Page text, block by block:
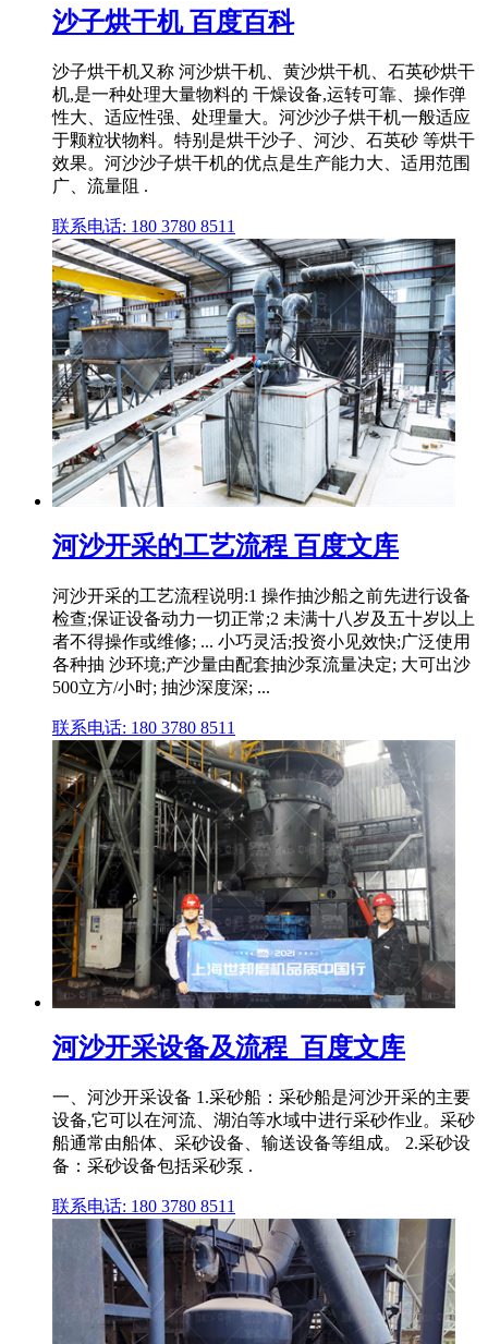
沙子烘干机 百度百科
沙子烘干机又称 河沙烘干机、黄沙烘干机、石英砂烘干
机,是一种处理大量物料的 干燥设备,运转可靠、操作弹
性大、适应性强、处理量大。河沙沙子烘干机一般适应
于颗粒状物料。特别是烘干沙子、河沙、石英砂 等烘干
效果。河沙沙子烘干机的优点是生产能力大、适用范围
广、流量阻 .
联系电话: 180 3780 8511
河沙开采的工艺流程 百度文库
河沙开采的工艺流程说明:1 操作抽沙船之前先进行设备
检查;保证设备动力一切正常;2 未满十八岁及五十岁以上
者不得操作或维修; ... 小巧灵活;投资小见效快;广泛使用
各种抽 沙环境;产沙量由配套抽沙泵流量决定; 大可出沙
500立方/小时; 抽沙深度深; ...
联系电话: 180 3780 8511
河沙开采设备及流程_百度文库
一、河沙开采设备 1.采砂船：采砂船是河沙开采的主要
设备,它可以在河流、湖泊等水域中进行采砂作业。采砂
船通常由船体、采砂设备、输送设备等组成。 2.采砂设
备：采砂设备包括采砂泵 .
联系电话: 180 3780 8511